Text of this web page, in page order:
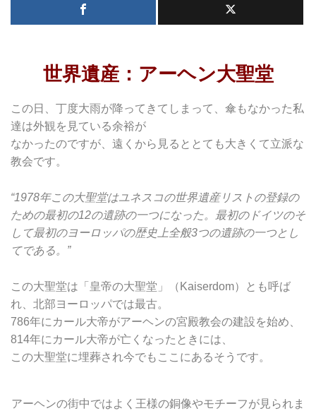
世界遺産：アーヘン大聖堂
この日、丁度大雨が降ってきてしまって、傘もなかった私
達は外観を見ている余裕が
なかったのですが、遠くから見るととても大きくて立派な
教会です。
“1978年この大聖堂はユネスコの世界遺産リストの登録の
ための最初の12の遺跡の一つになった。最初のドイツのそ
して最初のヨーロッパの歴史上全般3つの遺跡の一つとし
てである。”
この大聖堂は「皇帝の大聖堂」（Kaiserdom）とも呼ば
れ、北部ヨーロッパでは最古。
786年にカール大帝がアーヘンの宮殿教会の建設を始め、
814年にカール大帝が亡くなったときには、
この大聖堂に埋葬され今でもここにあるそうです。
アーヘンの街中ではよく王様の銅像やモチーフが見られま